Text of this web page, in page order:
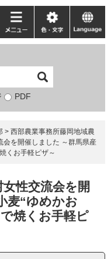
PDF
メ
色・
文
language
> 西部農業事務所藤岡地域農
を開催しました ～群馬県産
くお手軽ピザ～
性交流会を開
麦“ゆめかお
焼くお手軽ピ